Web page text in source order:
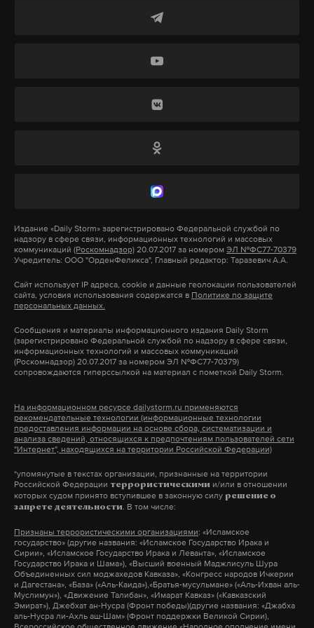
президентского самолета Air Force One, что прошел
необходимо повторять определенные слова для
находится в очень хорошей форме
медицинское обследование продолжалось пять
часов. Врачи дали президенту советы по поводу
здоровья, полный отчет будет опубликован 13
апреля.
Подпишитесь на Daily Storm вMAX . Он
работает там, где тормозит интернет.
А еще мы есть вTelegram,Дзени VK.
Макс Telegram
Дзен VK
Трампу 79 лет, он старейший президент в истории
США. До этого самым пожилым американским
Гарольд Борнштейн опубликовал заключение, в
котором написал, что республиканец будет
«самым здоровым человеком, когда-либо
избранным» в Белый дом. Позже доктор заявил,
что эту формулировку емупродиктовал Трамп
Издание «Daily Storm» зарегистрировано Федеральной службой по
надзору в сфере связи, информационных технологий и массовых
коммуникаций (Роскомнадзор) 20.07.2017 за номером ЭЛ №ФС77-70379
Учредитель: ООО "ОрденФеликса", Главный редактор: Таразевич А.А.
Сайт использует IP адреса, cookie и данные геолокации пользователей
сайта, условия использования содержатся в Политике по защите
персональных данных.
Сообщения и материалы информационного издания Daily Storm
(зарегистрировано Федеральной службой по надзору в сфере связи,
информационных технологий и массовых коммуникаций
(Роскомнадзор) 20.07.2017 за номером ЭЛ №ФС77-70379)
сопровождаются гиперссылкой на материал с пометкой Daily Storm.
На информационном ресурсе dailystorm.ru применяются
рекомендательные технологии (информационные технологии
предоставления информации на основе сбора, систематизации и
анализа сведений, относящихся к предпочтениям пользователей сети
"Интернет", находящихся на территории Российской Федерации)
*упомянутые в текстах организации, признанные на территории
Российской Федерации террористическими и/или в отношении
которых судом принято вступившее в законную силу решение о
запрете деятельности. В том числе:
Признаны террористическими организациями: «Исламское
государство» (другие названия: «Исламское Государство Ирака и
Сирии», «Исламское Государство Ирака и Леванта», «Исламское
Государство Ирака и Шама»), «Высший военный Маджлисуль Шура
Объединенных сил моджахедов Кавказа», «Конгресс народов Ичкерии
и Дагестана», «База» («Аль-Каида»),«Братья-мусульмане» («Аль-Ихван аль-
Муслимун»), «Движение Талибан», «Имарат Кавказ» («Кавказский
Эмират»), Джебхат ан-Нусра (Фронт победы)(другие названия: «Джабха
аль-Нусра ли-Ахль аш-Шам» (Фронт поддержки Великой Сирии),